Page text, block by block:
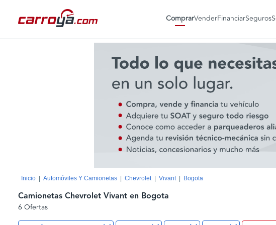
ComprarVenderFinanciarSeguros
Inicio Automóviles Y Camionetas Chevrolet Vivant Bogota
Camionetas Chevrolet Vivant en Bogota
6 Ofertas